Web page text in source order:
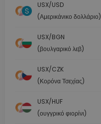
USX/USD
(Αμερικάνικο δολλάριο)
USX/BGN
(βουλγαρικό λεβ)
USX/CZK
(Κορόνα Τσεχίας)
USX/HUF
(ουγγρικό φιορίνι)